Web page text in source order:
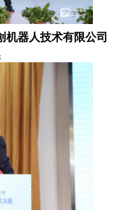
机器人技术有限公司